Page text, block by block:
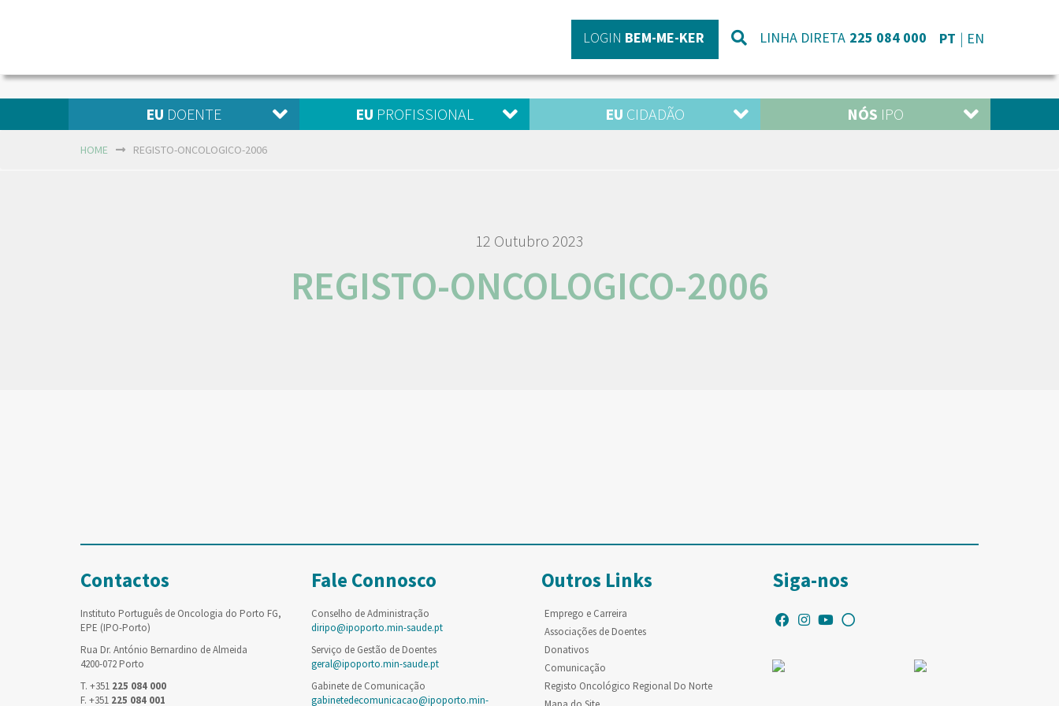
LOGIN BEM-ME-KER LINHA DIRETA 225 084 000 PT EN
EU DOENTE EU PROFISSIONAL EU CIDADÃO NÓS IPO
HOME REGISTO-ONCOLOGICO-2006
12 Outubro 2023
REGISTO-ONCOLOGICO-2006
Contactos
Instituto Português de Oncologia do Porto FG,
EPE (IPO-Porto)
Rua Dr. António Bernardino de Almeida
4200-072 Porto
T. +351 225 084 000
F. +351 225 084 001
Fale Connosco
Conselho de Administração
diripo@ipoporto.min-saude.pt
Serviço de Gestão de Doentes
geral@ipoporto.min-saude.pt
Gabinete de Comunicação
gabinetedecomunicacao@ipoporto.min-
Outros Links
Emprego e Carreira
Associações de Doentes
Donativos
Comunicação
Registo Oncológico Regional Do Norte
Siga-nos